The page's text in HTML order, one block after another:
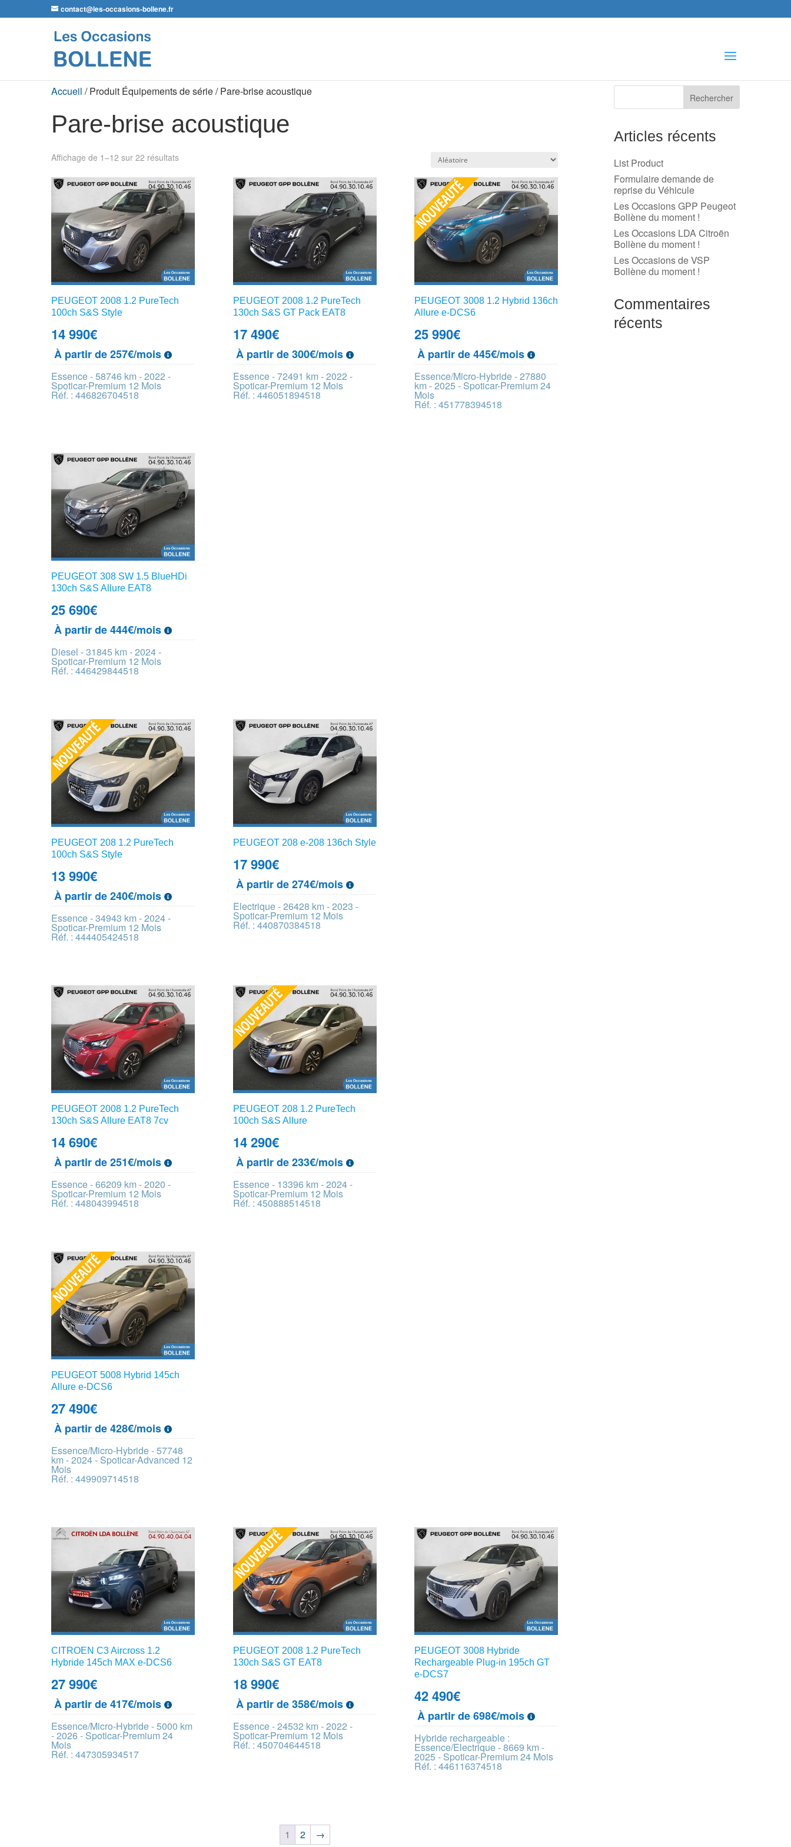
contact@les-occasions-bollene.fr
Accueil / Produit Équipements de série / Pare-brise acoustique
Pare-brise acoustique
Affichage de 1–12 sur 22 résultats
PEUGEOT 2008 1.2 PureTech
100ch S&S Style
14 990€
À partir de 257€/mois
Essence - 58746 km - 2022 -
Spoticar-Premium 12 Mois
Réf. : 446826704518
PEUGEOT 2008 1.2 PureTech
130ch S&S GT Pack EAT8
17 490€
À partir de 300€/mois
Essence - 72491 km - 2022 -
Spoticar-Premium 12 Mois
Réf. : 446051894518
PEUGEOT 3008 1.2 Hybrid 136ch
Allure e-DCS6
25 990€
À partir de 445€/mois
Essence/Micro-Hybride - 27880
km - 2025 - Spoticar-Premium 24
Mois
Réf. : 451778394518
PEUGEOT 308 SW 1.5 BlueHDi
130ch S&S Allure EAT8
25 690€
À partir de 444€/mois
Diesel - 31845 km - 2024 -
Spoticar-Premium 12 Mois
Réf. : 446429844518
PEUGEOT 208 1.2 PureTech
100ch S&S Style
13 990€
À partir de 240€/mois
Essence - 34943 km - 2024 -
Spoticar-Premium 12 Mois
Réf. : 444405424518
PEUGEOT 208 e-208 136ch Style
17 990€
À partir de 274€/mois
Electrique - 26428 km - 2023 -
Spoticar-Premium 12 Mois
Réf. : 440870384518
PEUGEOT 2008 1.2 PureTech
130ch S&S Allure EAT8 7cv
14 690€
À partir de 251€/mois
Essence - 66209 km - 2020 -
Spoticar-Premium 12 Mois
Réf. : 448043994518
PEUGEOT 208 1.2 PureTech
100ch S&S Allure
14 290€
À partir de 233€/mois
Essence - 13396 km - 2024 -
Spoticar-Premium 12 Mois
Réf. : 450888514518
PEUGEOT 5008 Hybrid 145ch
Allure e-DCS6
27 490€
À partir de 428€/mois
Essence/Micro-Hybride - 57748
km - 2024 - Spoticar-Advanced 12
Mois
Réf. : 449909714518
CITROEN C3 Aircross 1.2
Hybride 145ch MAX e-DCS6
27 990€
À partir de 417€/mois
Essence/Micro-Hybride - 5000 km
- 2026 - Spoticar-Premium 24
Mois
Réf. : 447305934517
PEUGEOT 2008 1.2 PureTech
130ch S&S GT EAT8
18 990€
À partir de 358€/mois
Essence - 24532 km - 2022 -
Spoticar-Premium 12 Mois
Réf. : 450704644518
PEUGEOT 3008 Hybride
Rechargeable Plug-in 195ch GT
e-DCS7
42 490€
À partir de 698€/mois
Hybride rechargeable :
Essence/Electrique - 8669 km -
2025 - Spoticar-Premium 24 Mois
Réf. : 446116374518
1 2 →
Articles récents
List Product
Formulaire demande de
reprise du Véhicule
Les Occasions GPP Peugeot
Bollène du moment !
Les Occasions LDA Citroën
Bollène du moment !
Les Occasions de VSP
Bollène du moment !
Commentaires
récents